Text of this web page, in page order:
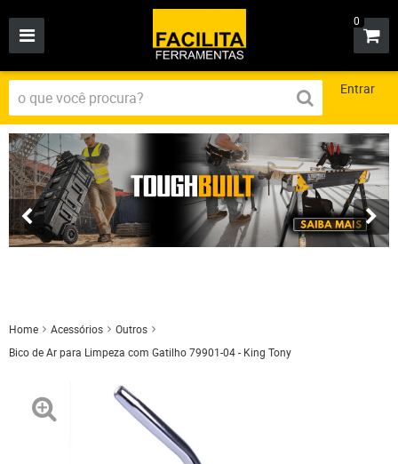
0
Entrar
Home Acessórios
Outros
Bico de Ar para Limpeza com Gatilho 79901-04 - King Tony